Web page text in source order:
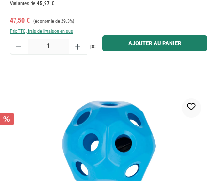
Variantes de 45,97 €
Prix de vente :
47,50 € Prix régulier :
(économie de 29.3%)
Prix TTC, frais de livraison en sus
Quantité de produit : Entrez la quantité souhaitée ou utilisez les boutons pour augmenter ou
pc AJOUTER AU PANIER
%